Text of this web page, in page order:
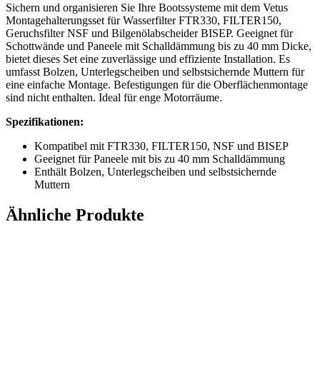
Sichern und organisieren Sie Ihre Bootssysteme mit dem Vetus
Montagehalterungsset für Wasserfilter FTR330, FILTER150,
Geruchsfilter NSF und Bilgenölabscheider BISEP. Geeignet für
Schottwände und Paneele mit Schalldämmung bis zu 40 mm Dicke,
bietet dieses Set eine zuverlässige und effiziente Installation. Es
umfasst Bolzen, Unterlegscheiben und selbstsichernde Muttern für
eine einfache Montage. Befestigungen für die Oberflächenmontage
sind nicht enthalten. Ideal für enge Motorräume.
Spezifikationen:
Kompatibel mit FTR330, FILTER150, NSF und BISEP
Geeignet für Paneele mit bis zu 40 mm Schalldämmung
Enthält Bolzen, Unterlegscheiben und selbstsichernde
Muttern
Ähnliche Produkte